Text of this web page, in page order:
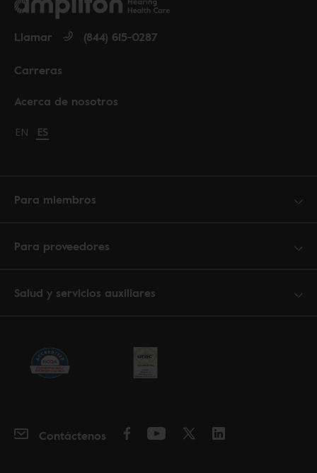
Acerca de nosotros
Carreras
Llamar (844) 615-0287
Change language to English
EN Cambiar idioma a español
ES
Para miembros
Para proveedores
Salud y servicios auxiliares
Contáctenos